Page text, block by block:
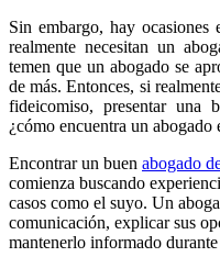
Sin embargo, hay
realmente necesitan un
temen que un abogado se
de más. Entonces, si
fideicomiso, presentar una
¿cómo encuentra un
Encontrar un buen abogado
comienza buscando
casos como el suyo. Un
comunicación, explicar sus
mantenerlo informado